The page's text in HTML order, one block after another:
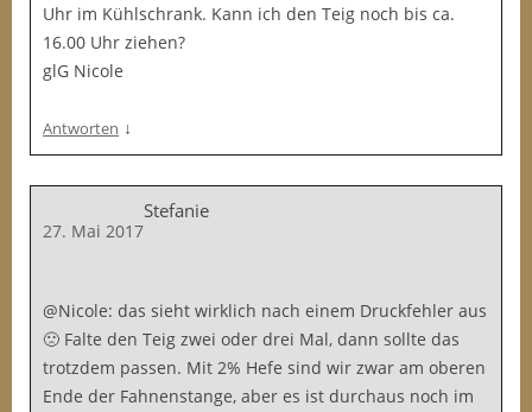
Uhr im Kühlschrank. Kann ich den Teig noch bis ca.
16.00 Uhr ziehen?
glG Nicole
Antworten ↓
Stefanie
27. Mai 2017
@Nicole: das sieht wirklich nach einem Druckfehler aus
🙁 Falte den Teig zwei oder drei Mal, dann sollte das
trotzdem passen. Mit 2% Hefe sind wir zwar am oberen
Ende der Fahnenstange, aber es ist durchaus noch im